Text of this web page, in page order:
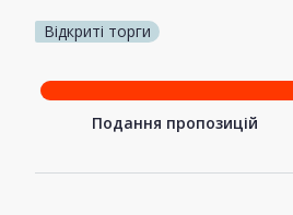
Відкриті торги
Подання пропозицій